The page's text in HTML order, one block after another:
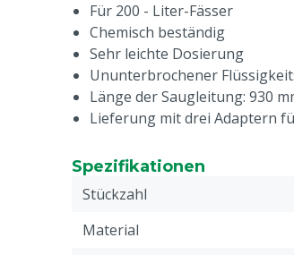
Für 200 - Liter-Fässer
Chemisch beständig
Sehr leichte Dosierung
Ununterbrochener
Länge der Saugleitung: 930
Lieferung mit drei Adaptern
Spezifikationen
Stückzahl
Material